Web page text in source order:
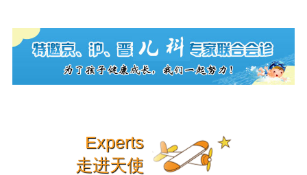
Experts
走进天使